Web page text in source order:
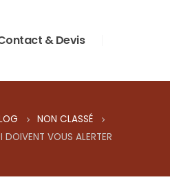
& Devis
NON CLASSÉ
DOIVENT VOUS ALERTER